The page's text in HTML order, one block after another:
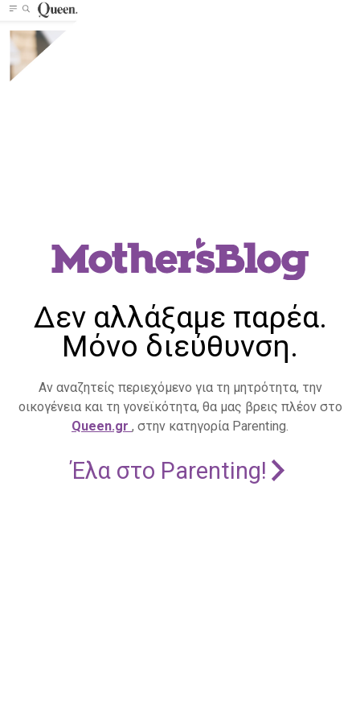
Δεν αλλάξαμε παρέα.
Μόνο διεύθυνση.
Αν αναζητείς περιεχόμενο για τη μητρότητα, την
οικογένεια και τη γονεϊκότητα, θα μας βρεις πλέον στο
Queen.gr , στην κατηγορία Parenting.
Έλα στο Parenting!